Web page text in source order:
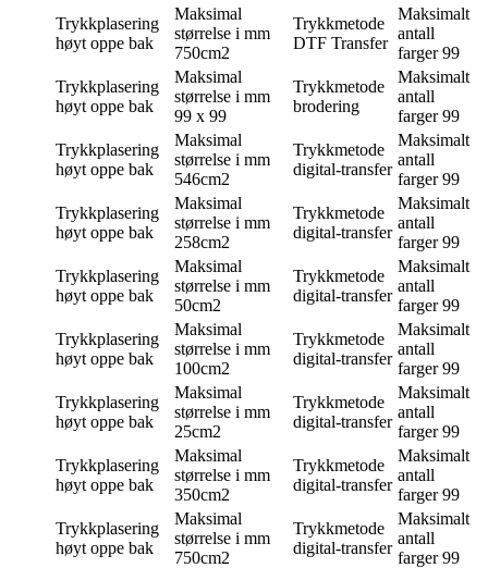
Trykkplasering
høyt oppe bak
Maksimal
størrelse i mm
750cm2
Trykkmetode
DTF Transfer
Maksimalt
antall
farger 99
Trykkplasering
høyt oppe bak
Maksimal
størrelse i mm
99 x 99
Trykkmetode
brodering
Maksimalt
antall
farger 99
Trykkplasering
høyt oppe bak
Maksimal
størrelse i mm
546cm2
Trykkmetode
digital-transfer
Maksimalt
antall
farger 99
Trykkplasering
høyt oppe bak
Maksimal
størrelse i mm
258cm2
Trykkmetode
digital-transfer
Maksimalt
antall
farger 99
Trykkplasering
høyt oppe bak
Maksimal
størrelse i mm
50cm2
Trykkmetode
digital-transfer
Maksimalt
antall
farger 99
Trykkplasering
høyt oppe bak
Maksimal
størrelse i mm
100cm2
Trykkmetode
digital-transfer
Maksimalt
antall
farger 99
Trykkplasering
høyt oppe bak
Maksimal
størrelse i mm
25cm2
Trykkmetode
digital-transfer
Maksimalt
antall
farger 99
Trykkplasering
høyt oppe bak
Maksimal
størrelse i mm
350cm2
Trykkmetode
digital-transfer
Maksimalt
antall
farger 99
Trykkplasering
høyt oppe bak
Maksimal
størrelse i mm
750cm2
Trykkmetode
digital-transfer
Maksimalt
antall
farger 99